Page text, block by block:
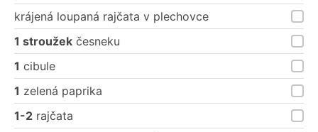
krájená loupaná rajčata v plechovce
1 stroužek česneku
1 cibule
1 zelená paprika
1-2 rajčata